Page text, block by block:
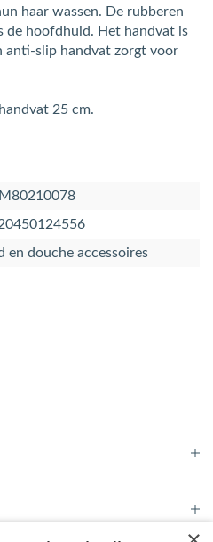
haar wassen. De rubberen
de hoofdhuid. Het handvat is
anti-slip handvat zorgt voor
25 cm.
en douche accessoires